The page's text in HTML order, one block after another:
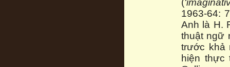
(
1963-64:
Anh là H.
thuật ngữ
trước khả
hiện